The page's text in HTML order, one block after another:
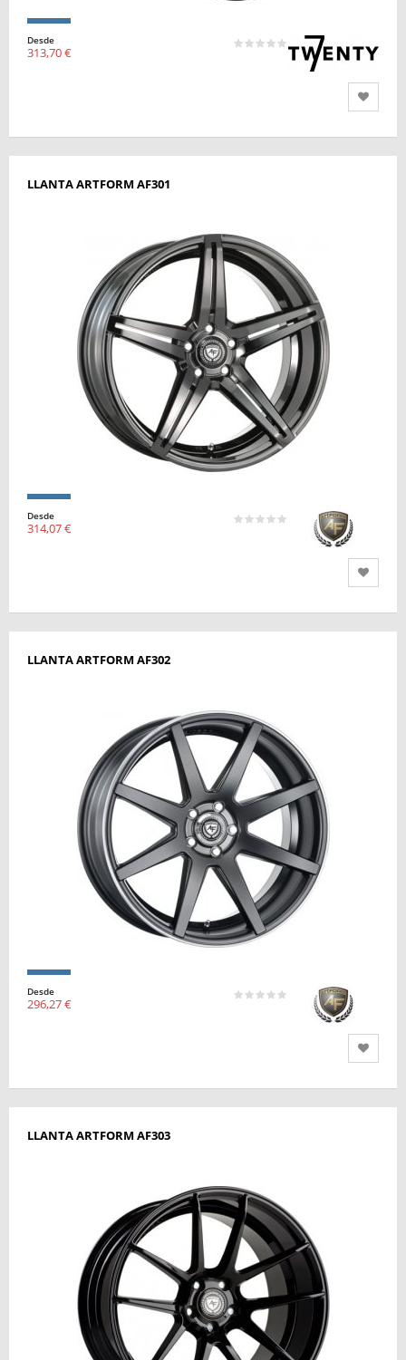
Desde
313,70 €
LLANTA ARTFORM AF301
Desde
314,07 €
LLANTA ARTFORM AF302
Desde
296,27 €
LLANTA ARTFORM AF303